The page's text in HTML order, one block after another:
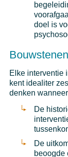
doel is
Elke interventie
kent idealiter
denken
De
De
beoogde